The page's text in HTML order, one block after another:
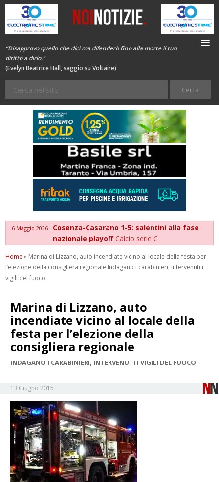
“Disapprovo quello che dici ma difenderò fino alla morte il tuo
diritto a dirlo.”
(Evelyn Beatrice Hall, saggio su Voltaire)
6 Maggio 2026
Cosenza-Casarano 1-5: salentini alla fase
nazionale playoffCalcio serie C
Home » Marina di Lizzano, auto incendiate vicino al locale della festa per
l’elezione della consigliera regionale Indagano i carabinieri, intervenuti i
vigili del fuoco
Marina di Lizzano, auto
incendiate vicino al locale della
festa per l’elezione della
consigliera regionale
INDAGANO I CARABINIERI, INTERVENUTI I VIGILI DEL FUOCO
13 Giugno 2015